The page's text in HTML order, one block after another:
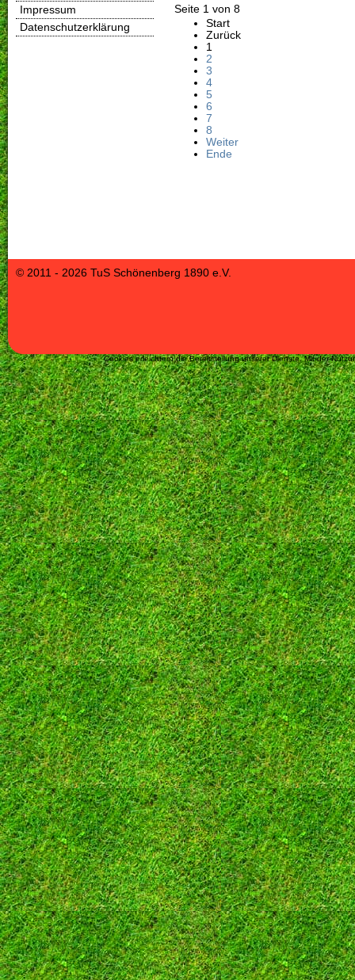
Impressum
Datenschutzerklärung
Seite 1 von 8
Start
Zurück
1
2
3
4
5
6
7
8
Weiter
Ende
© 2011 - 2026 TuS Schönenberg 1890 e.V.
Cookies erleichtern die Bereitstellung unserer Dienste. Mit der